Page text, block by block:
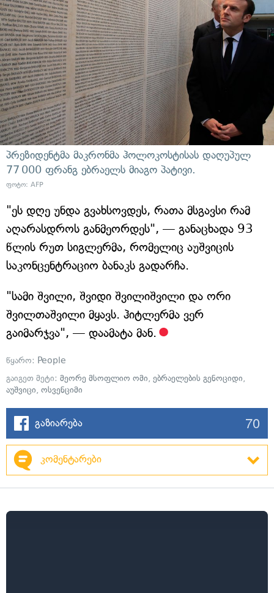
პრეზიდენტმა მაკრონმა ჰოლოკოსტისას დაღუპულ
77 000 ფრანგ ებრაელს მიაგო პატივი.
ფოტო: AFP
"ეს დღე უნდა გვახსოვდეს, რათა მსგავსი რამ
აღარასდროს განმეორდეს", — განაცხადა 93
წლის რუთ სიგლერმა, რომელიც აუშვიცის
საკონცენტრაციო ბანაკს გადარჩა.
"სამი შვილი, შვიდი შვილიშვილი და ორი
შვილთაშვილი მყავს. ჰიტლერმა ვერ
გაიმარჯვა", — დაამატა მან.
წყარო: People
გაიგეთ მეტი: მეორე მსოფლიო ომი, ებრაელების გენოციდი,
აუშვიცი, ოსვენციმი
გაზიარება 70
კომენტარები